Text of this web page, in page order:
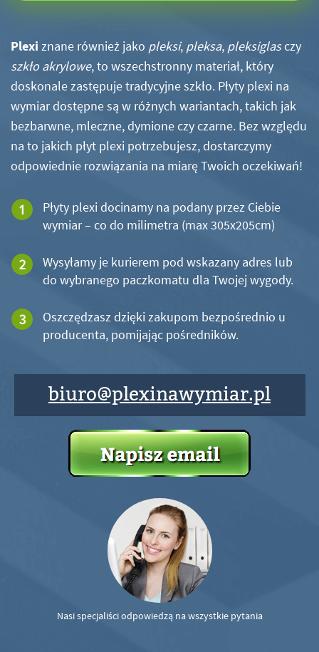
Plexi znane również jako pleksi, pleksa, pleksiglasczy
szkło akrylowe, to wszechstronny materiał, który
doskonale zastępuje tradycyjne szkło. Płyty plexi na
wymiar dostępne są w różnych wariantach, takich jak
bezbarwne, mleczne, dymione czy czarne. Bez względu
na to jakich płyt plexi potrzebujesz, dostarczymy
odpowiednie rozwiązania na miarę Twoich oczekiwań!
Płyty plexi docinamy na podany przez Ciebie
wymiar – co do milimetra (max 305x205cm)
Wysyłamy je kurierem pod wskazany adres lub
do wybranego paczkomatu dla Twojej wygody.
Oszczędzasz dzięki zakupom bezpośrednio u
producenta, pomijając pośredników.
biuro@plexinawymiar.pl
Nasi specjaliści odpowiedzą na wszystkie pytania